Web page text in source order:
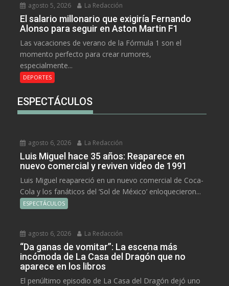
agosto 5, 2026 La Redacción
El salario millonario que exigiría Fernando
Alonso para seguir en Aston Martin F1
Las vacaciones de verano de la Fórmula 1 son el
momento perfecto para crear rumores,
especialmente...
DEPORTES
ESPECTÁCULOS
agosto 6, 2026 La Redacción
Luis Miguel hace 35 años: Reaparece en
nuevo comercial y reviven video de 1991
Luis Miguel reapareció en un nuevo comercial de Coca-
Cola y los fanáticos del ‘Sol de México’ enloquecieron...
ESPECTÁCULOS
agosto 6, 2026 La Redacción
“Da ganas de vomitar”: La escena más
incómoda de La Casa del Dragón que no
aparece en los libros
El penúltimo episodio de La Casa del Dragón dejó uno